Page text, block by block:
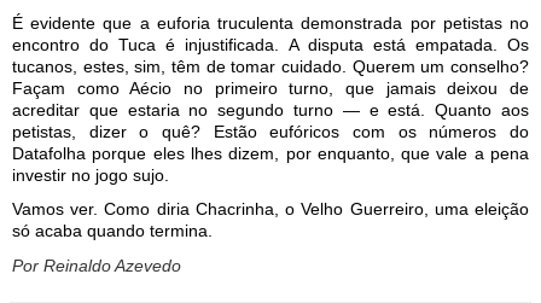
É evidente que a euforia truculenta demonstrada por petistas no
encontro do Tuca é injustificada. A disputa está empatada. Os
tucanos, estes, sim, têm de tomar cuidado. Querem um conselho?
Façam como Aécio no primeiro turno, que jamais deixou de
acreditar que estaria no segundo turno — e está. Quanto aos
petistas, dizer o quê? Estão eufóricos com os números do
Datafolha porque eles lhes dizem, por enquanto, que vale a pena
investir no jogo sujo.
Vamos ver. Como diria Chacrinha, o Velho Guerreiro, uma eleição
só acaba quando termina.
Por Reinaldo Azevedo